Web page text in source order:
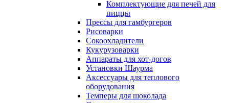
Комплектующие для печей для
пиццы
Прессы для гамбургеров
Рисоварки
Сокоохладители
Кукурузоварки
Аппараты для хот-догов
Установки Шаурма
Аксессуары для теплового
оборудования
Темперы для шоколада